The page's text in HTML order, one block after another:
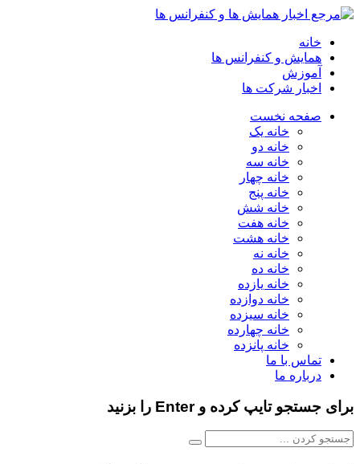
خانه
همایش و کنفرانس ها
آموزش
اخبار شرکت ها
صفحه نخست
خانه یک
خانه دو
خانه سه
خانه چهار
خانه پنج
خانه شش
خانه هفت
خانه هشت
خانه نه
خانه ده
خانه یازده
خانه دوازده
خانه سیزده
خانه چهارده
خانه پانزده
تماس با ما
درباره ما
برای جستجو تایپ کرده و Enter را بزنید